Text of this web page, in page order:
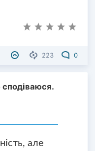
223 0
сподіваюся.
але